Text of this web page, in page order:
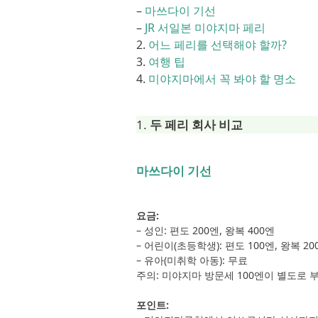
– 마쓰다이 기선
– JR 서일본 미야지마 페리
2. 어느 페리를 선택해야 할까?
3. 여행 팁
4. 미야지마에서 꼭 봐야 할 명소
1. 두 페리 회사 비교
마쓰다이 기선
요금:
– 성인: 편도 200엔, 왕복 400엔
– 어린이(초등학생): 편도 100엔, 왕복
– 유아(미취학 아동): 무료
주의: 미야지마 방문세 100엔이 별도로
포인트: